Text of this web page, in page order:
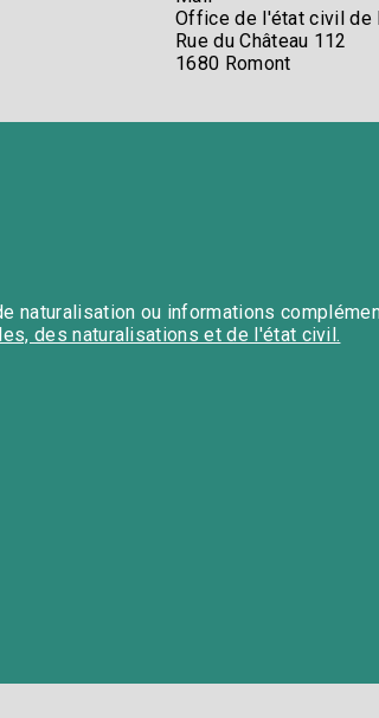
Office de l'état civil de
Rue du Château 112​
1680 Romont​
naturalisation ou informations
des naturalisations et de l'état civil.